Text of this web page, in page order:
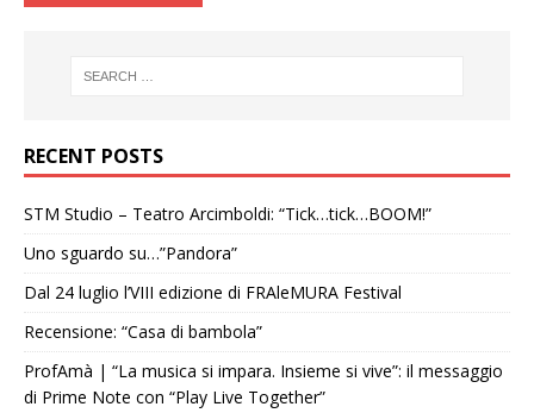
RECENT POSTS
STM Studio – Teatro Arcimboldi: “Tick…tick…BOOM!”
Uno sguardo su…”Pandora”
Dal 24 luglio l’VIII edizione di FRAleMURA Festival
Recensione: “Casa di bambola”
ProfAmà | “La musica si impara. Insieme si vive”: il messaggio
di Prime Note con “Play Live Together”